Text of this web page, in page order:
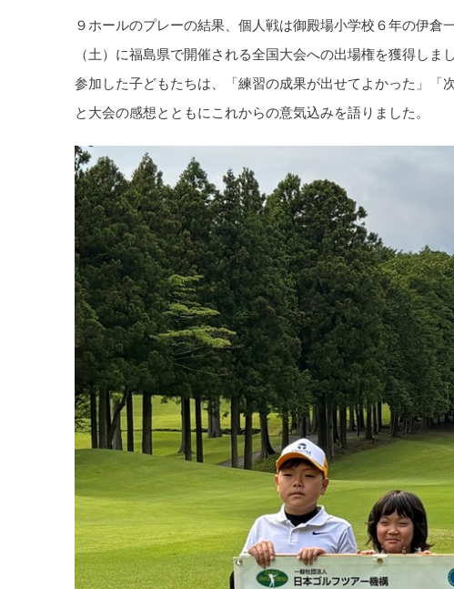
９ホールのプレーの結果、個人戦は御殿場小学校６年の伊
（土）に福島県で開催される全国大会への出場権を獲得しまし
参加した子どもたちは、「練習の成果が出せてよかった」「
と大会の感想とともにこれからの意気込みを語りました。